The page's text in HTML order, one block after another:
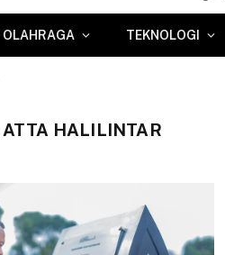
OLAHRAGA TEKNOLOGI
ATTA HALILINTAR